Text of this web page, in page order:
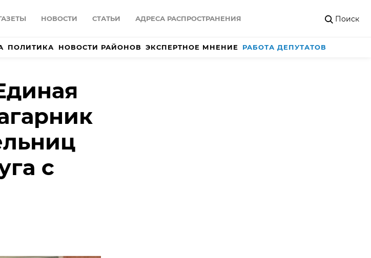
НОВОСТИ СТАТЬИ АДРЕСА РАСПРОСТРАНЕНИЯ Поиск
ПОЛИТИКА НОВОСТИ РАЙОНОВ ЭКСПЕРТНОЕ МНЕНИЕ РАБОТА ДЕПУТАТОВ
с